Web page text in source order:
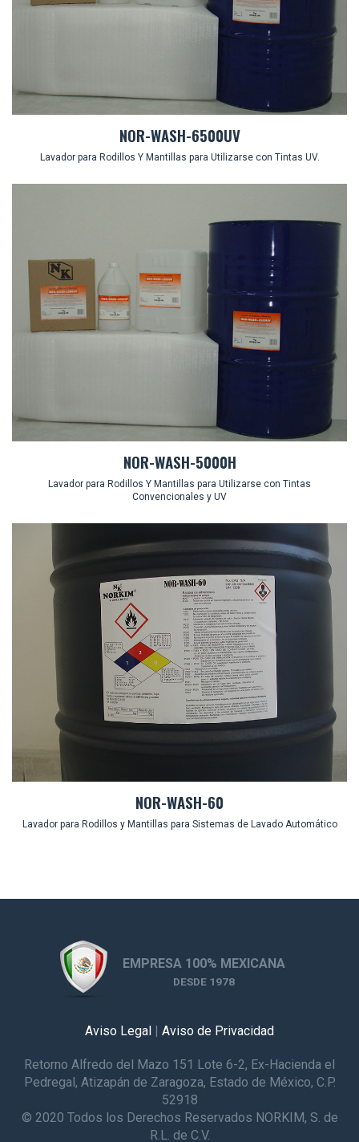
NOR-WASH-6500UV
Lavador para Rodillos Y Mantillas para Utilizarse con Tintas UV.
NOR-WASH-5000H
Lavador para Rodillos Y Mantillas para Utilizarse con Tintas
Convencionales y UV
NOR-WASH-60
Lavador para Rodillos y Mantillas para Sistemas de Lavado Automático
EMPRESA 100% MEXICANA
DESDE 1978
Aviso Legal | Aviso de Privacidad
Retorno Alfredo del Mazo 151 Lote 6-2, Ex-Hacienda el
Pedregal, Atizapán de Zaragoza, Estado de México, C.P.
52918
© 2020 Todos los Derechos Reservados NORKIM, S. de
R.L. de C.V.